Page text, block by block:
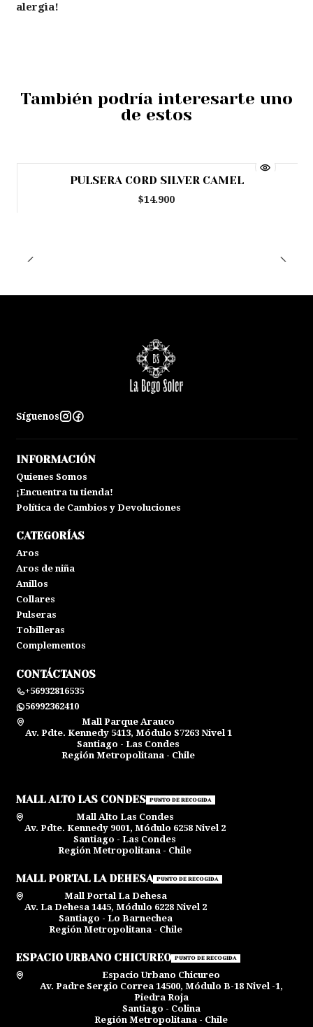
alergia!
También podría interesarte uno
de estos
PULSERA CORD SILVER CAMEL
$14.900
Síguenos
INFORMACIÓN
Quienes Somos
¡Encuentra tu tienda!
Política de Cambios y Devoluciones
CATEGORÍAS
Aros
Aros de niña
Anillos
Collares
Pulseras
Tobilleras
Complementos
CONTÁCTANOS
+56932816535
56992362410
Mall Parque Arauco
Av. Pdte. Kennedy 5413, Módulo S7263 Nivel 1
Santiago - Las Condes
Región Metropolitana - Chile
MALL ALTO LAS CONDES PUNTO DE RECOGIDA
Mall Alto Las Condes
Av. Pdte. Kennedy 9001, Módulo 6258 Nivel 2
Santiago - Las Condes
Región Metropolitana - Chile
MALL PORTAL LA DEHESA PUNTO DE RECOGIDA
Mall Portal La Dehesa
Av. La Dehesa 1445, Módulo 6228 Nivel 2
Santiago - Lo Barnechea
Región Metropolitana - Chile
ESPACIO URBANO CHICUREO PUNTO DE RECOGIDA
Espacio Urbano Chicureo
Av. Padre Sergio Correa 14500, Módulo B-18 Nivel -1,
Piedra Roja
Santiago - Colina
Región Metropolitana - Chile